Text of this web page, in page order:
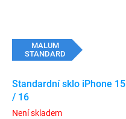
MALUM
STANDARD
Standardní sklo iPhone 15
/ 16
Není skladem